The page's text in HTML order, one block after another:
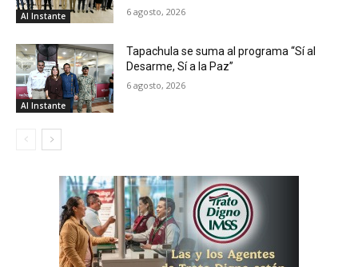
Al Instante 6 agosto, 2026
Al Instante
Tapachula se suma al programa “Sí al
Desarme, Sí a la Paz”
6 agosto, 2026